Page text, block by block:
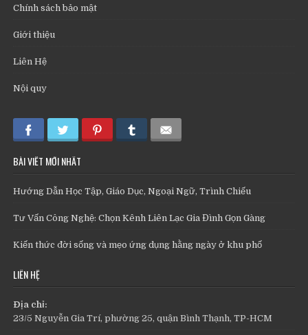
Chính sách bảo mật
Giới thiệu
Liên Hệ
Nội quy
BÀI VIẾT MỚI NHẤT
Hướng Dẫn Học Tập, Giáo Dục, Ngoại Ngữ, Trình Chiếu
Tư Vấn Công Nghệ: Chọn Kênh Liên Lạc Gia Đình Gọn Gàng
Kiến thức đời sống và mẹo ứng dụng hằng ngày ở khu phố
LIÊN HỆ
Địa chỉ:
23/5 Nguyễn Gia Trí, phường 25, quận Bình Thạnh, TP-HCM